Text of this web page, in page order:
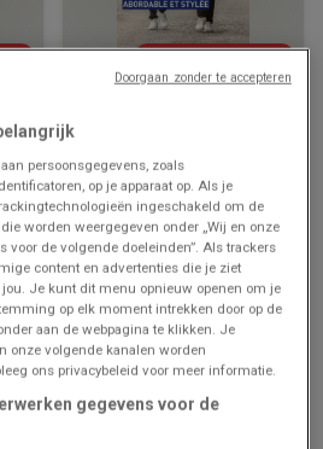
Diest
ZOJUIST TOEGEVOEGD
Bons plans exclusifs
Prijsgegevens
geldig tot en
met 21/8
persoonsgegevens, zoals
op je apparaat op. Als je
ingeschakeld om de
worden weergegeven onder „Wij en onze
voor de volgende doeleinden”. Als trackers
content en advertenties die je ziet
Je kunt dit menu opnieuw openen om je
op elk moment intrekken door op de
aan de webpagina te klikken. Je
onze volgende kanalen worden
ons privacybeleid voor meer informatie.
gegevens voor de
Doorgaan zonder te accepteren